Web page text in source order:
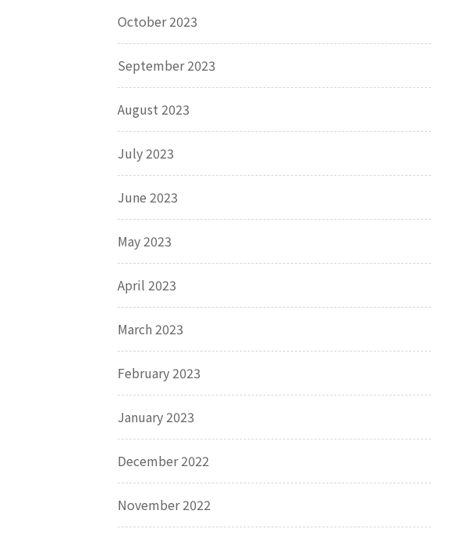
October 2023
September 2023
August 2023
July 2023
June 2023
May 2023
April 2023
March 2023
February 2023
January 2023
December 2022
November 2022